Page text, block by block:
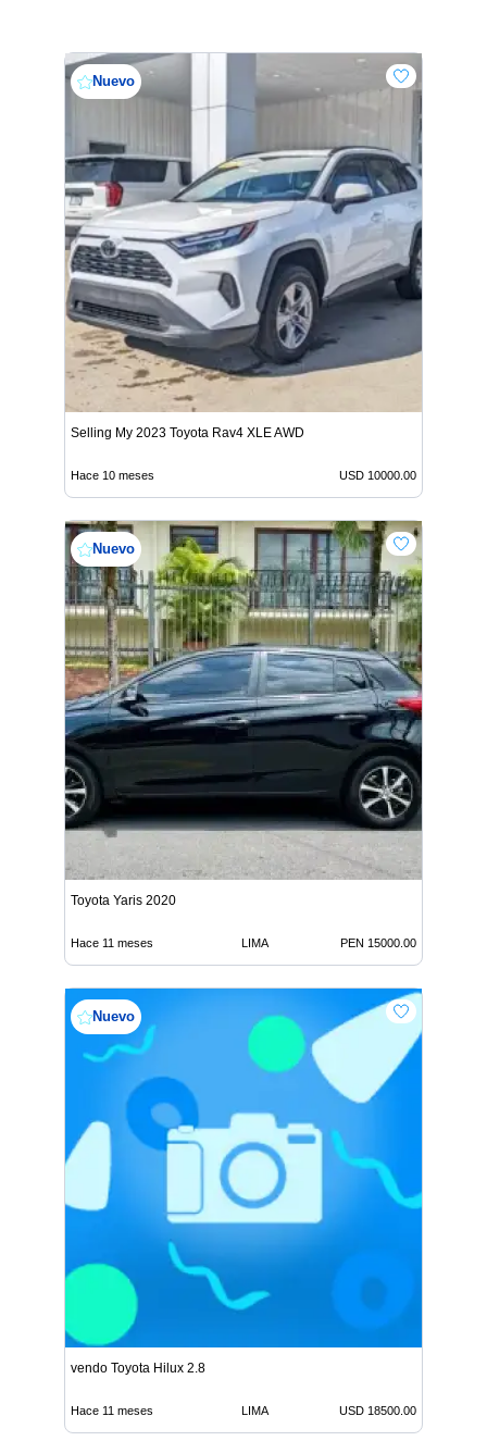
Nuevo
Selling My 2023 Toyota Rav4 XLE AWD
Hace 10 meses USD 10000.00
Nuevo
Toyota Yaris 2020
Hace 11 meses LIMA PEN 15000.00
Nuevo
vendo Toyota Hilux 2.8
Hace 11 meses LIMA USD 18500.00